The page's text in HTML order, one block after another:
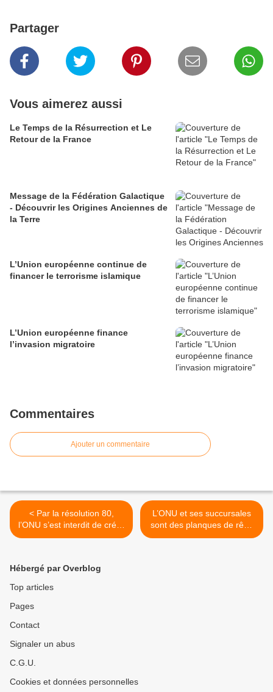
Partager
Vous aimerez aussi
Le Temps de la Résurrection et Le
Retour de la France
Message de la Fédération Galactique
- Découvrir les Origines Anciennes de
la Terre
L’Union européenne continue de
financer le terrorisme islamique
L’Union européenne finance
l’invasion migratoire
Commentaires
Ajouter un commentaire
< Par la résolution 80,
l’ONU s’est interdit de créer
un Etat palestinien – et elle
L’ONU et ses succursales
sont des planques de rêve
pour les assassins du
Hébergé par Overblog
Top articles
Pages
Contact
Signaler un abus
C.G.U.
Cookies et données personnelles